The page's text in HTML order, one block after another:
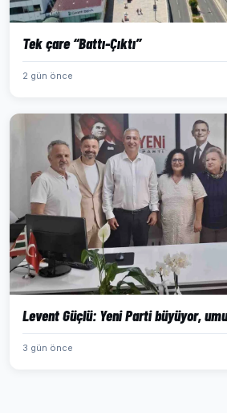
Tek çare “Battı-Çıktı”
2 gün önce
Levent Güçlü: Yeni Parti büyüyor,
3 gün önce